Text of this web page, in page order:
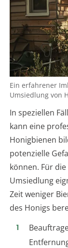
Ein erfahrener
Umsiedlung von
In speziellen
kann eine
Honigbienen
potenzielle
können. Für
Umsiedlung
Zeit weniger
des Honigs